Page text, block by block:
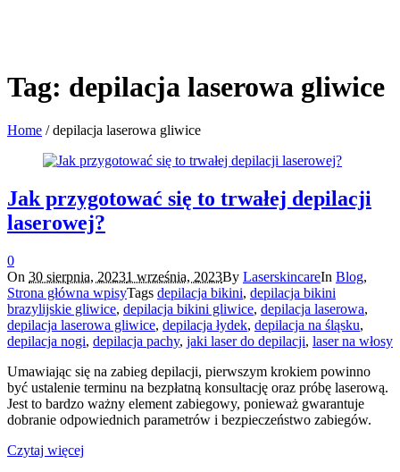
Tag: depilacja laserowa gliwice
Home /depilacja laserowa gliwice
Jak przygotować się to trwałej depilacji
laserowej?
0
On 30 sierpnia, 20231 września, 2023By LaserskincareIn Blog,
Strona główna wpisyTags depilacja bikini, depilacja bikini
brazylijskie gliwice, depilacja bikini gliwice, depilacja laserowa,
depilacja laserowa gliwice, depilacja łydek, depilacja na śląsku,
depilacja nogi, depilacja pachy, jaki laser do depilacji, laser na włosy
Umawiając się na zabieg depilacji, pierwszym krokiem powinno
być ustalenie terminu na bezpłatną konsultację oraz próbę laserową.
Jest to bardzo ważny element zabiegowy, ponieważ gwarantuje
dobranie odpowiednich parametrów i bezpieczeństwo zabiegów.
Czytaj więcej